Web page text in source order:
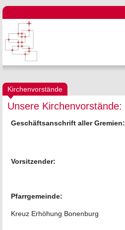
Kirchenvorstände
Unsere Kirchenvorstände:
Geschäftsanschrift aller Gremien:
Vorsitzender:
Pfarrgemeinde:
Kreuz Erhöhung Bonenburg